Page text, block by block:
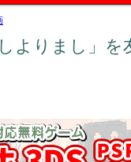
よりまし」を